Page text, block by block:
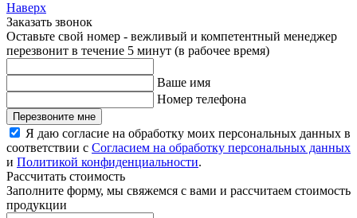
Наверх
Заказать звонок
Оставьте свой номер - вежливый и компетентный менеджер
перезвонит в течение 5 минут (в рабочее время)
Ваше имя
Номер телефона
Перезвоните мне
Я даю согласие на обработку моих персональных данных в
соответствии с Согласием на обработку персональных данных
и Политикой конфиденциальности.
Рассчитать стоимость
Заполните форму, мы свяжемся с вами и рассчитаем стоимость
продукции